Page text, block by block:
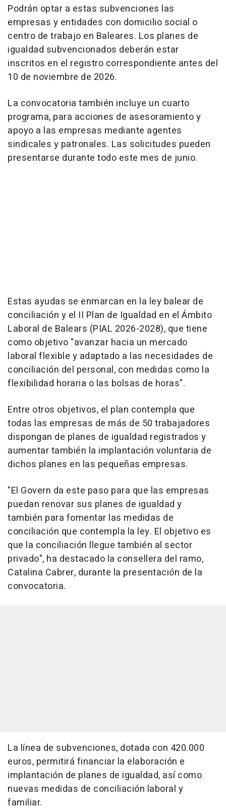
Podrán optar a estas subvenciones las
empresas y entidades con domicilio social o
centro de trabajo en Baleares. Los planes de
igualdad subvencionados deberán estar
inscritos en el registro correspondiente antes del
10 de noviembre de 2026.
La convocatoria también incluye un cuarto
programa, para acciones de asesoramiento y
apoyo a las empresas mediante agentes
sindicales y patronales. Las solicitudes pueden
presentarse durante todo este mes de junio.
Estas ayudas se enmarcan en la ley balear de
conciliación y el II Plan de Igualdad en el Ámbito
Laboral de Balears (PIAL 2026-2028), que tiene
como objetivo "avanzar hacia un mercado
laboral flexible y adaptado a las necesidades de
conciliación del personal, con medidas como la
flexibilidad horaria o las bolsas de horas".
Entre otros objetivos, el plan contempla que
todas las empresas de más de 50 trabajadores
dispongan de planes de igualdad registrados y
aumentar también la implantación voluntaria de
dichos planes en las pequeñas empresas.
"El Govern da este paso para que las empresas
puedan renovar sus planes de igualdad y
también para fomentar las medidas de
conciliación que contempla la ley. El objetivo es
que la conciliación llegue también al sector
privado", ha destacado la consellera del ramo,
Catalina Cabrer, durante la presentación de la
convocatoria.
La línea de subvenciones, dotada con 420.000
euros, permitirá financiar la elaboración e
implantación de planes de igualdad, así como
nuevas medidas de conciliación laboral y
familiar.